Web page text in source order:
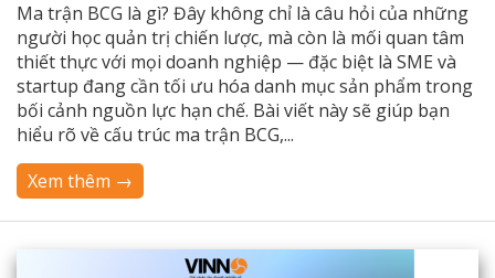
Ma trận BCG là gì? Đây không chỉ là câu hỏi của những
người học quản trị chiến lược, mà còn là mối quan tâm
thiết thực với mọi doanh nghiệp — đặc biệt là SME và
startup đang cần tối ưu hóa danh mục sản phẩm trong
bối cảnh nguồn lực hạn chế. Bài viết này sẽ giúp bạn
hiểu rõ về cấu trúc ma trận BCG,...
Xem thêm →